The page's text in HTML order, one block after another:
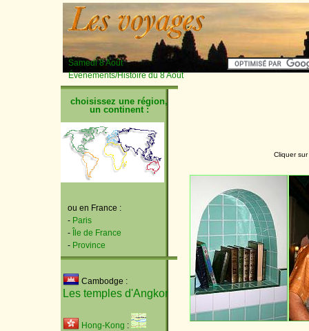
Samedi 8 Août
Événements/Histoire du 8 Août
choisissez une région,
un continent :
ou en France :
- Paris
-
Île de France
- Province
Cambodge :
Les temples d'Angkor
Hong-Kong :
Cliquer